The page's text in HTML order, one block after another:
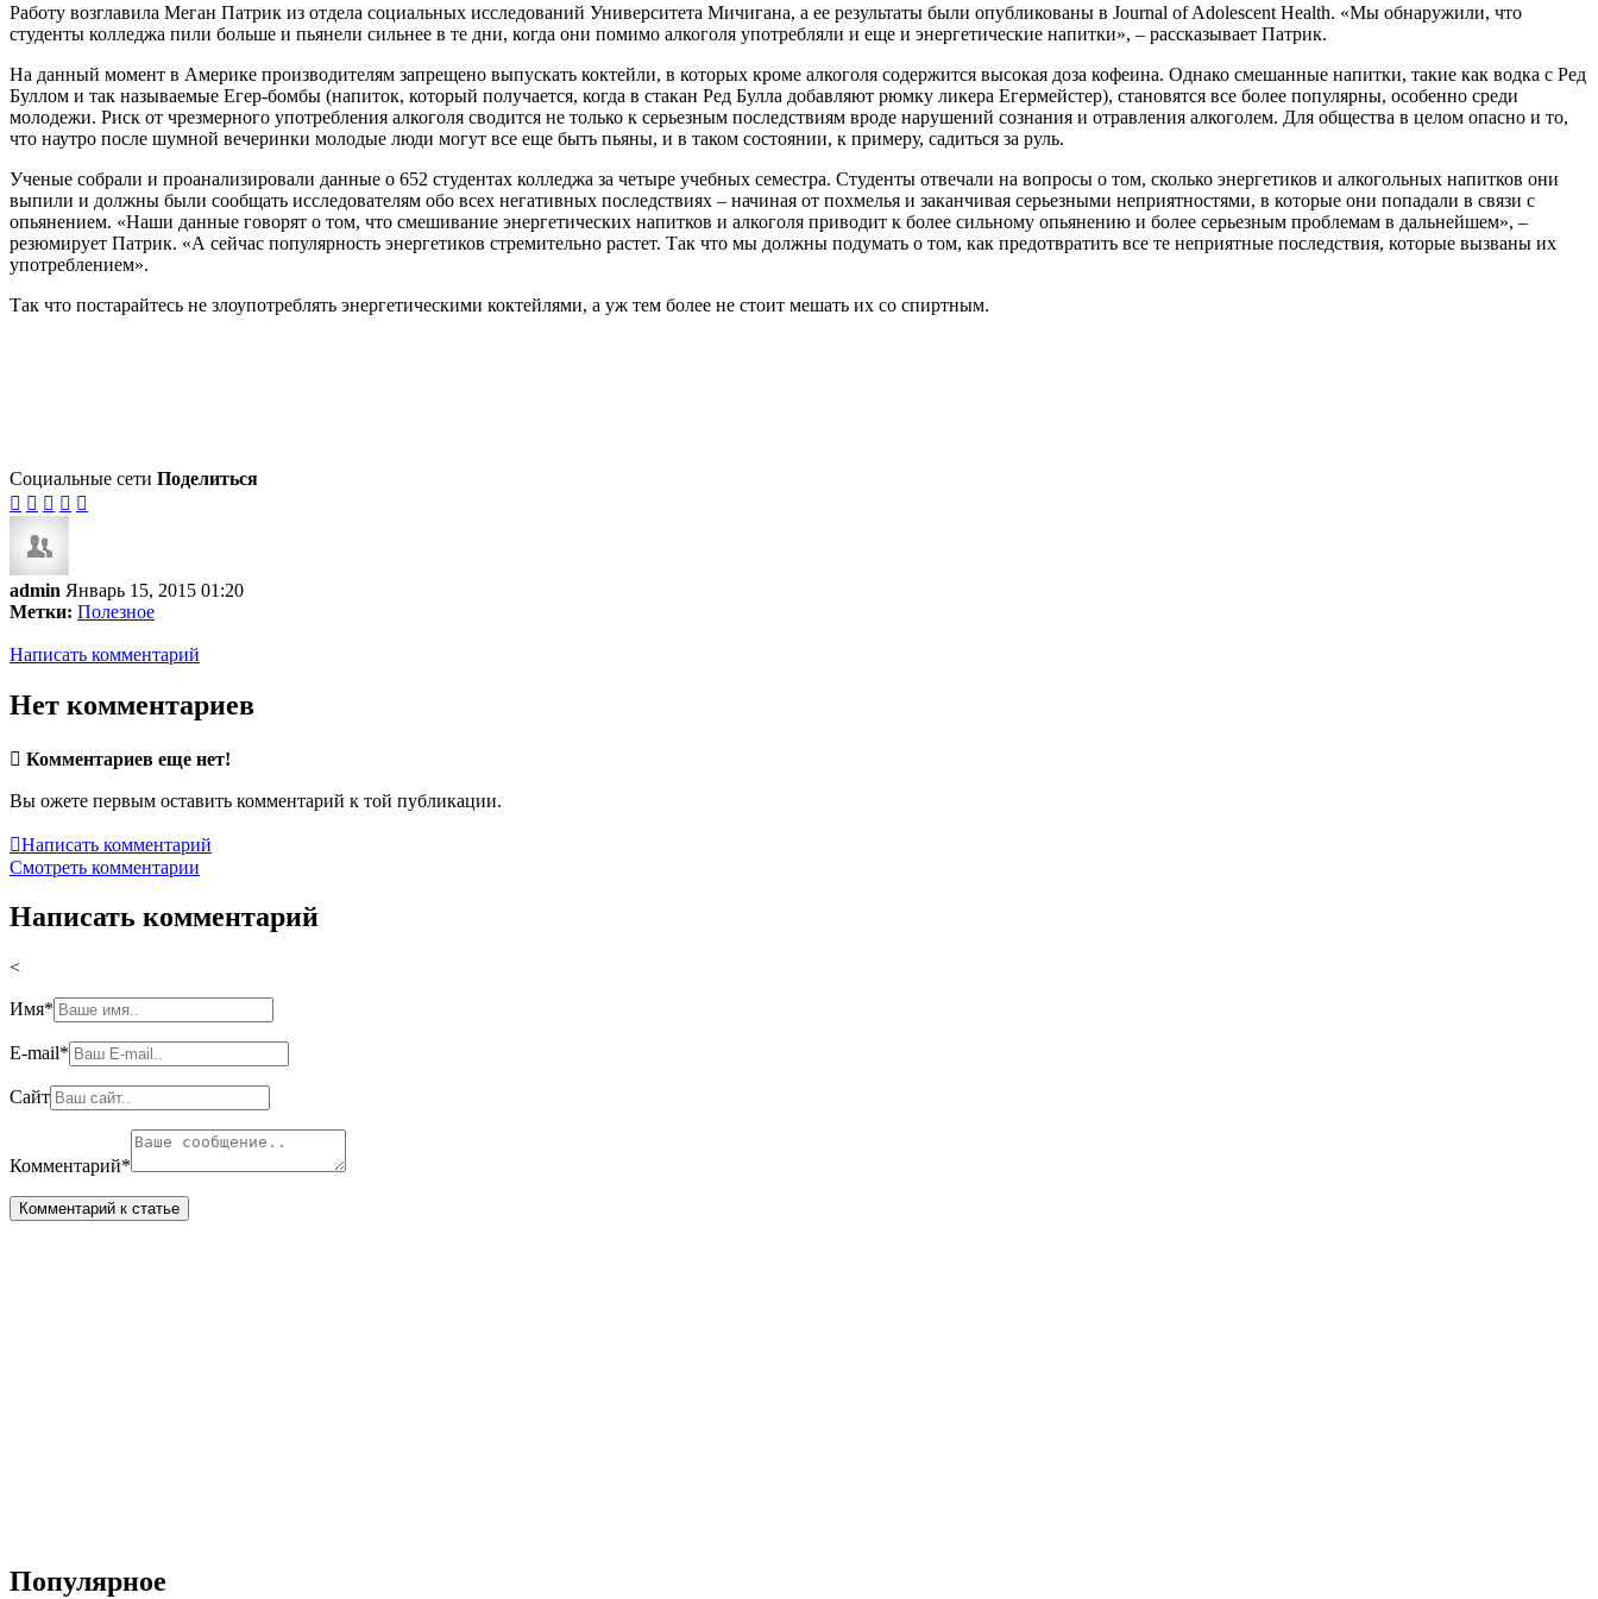
Работу возглавила Меган Патрик из отдела социальных исследований Университета Мичигана, а ее результаты были опубликованы в Journal of Adolescent Health. «Мы обнаружили, что
студенты колледжа пили больше и пьянели сильнее в те дни, когда они помимо алкоголя употребляли и еще и энергетические напитки», – рассказывает Патрик.
На данный момент в Америке производителям запрещено выпускать коктейли, в которых кроме алкоголя содержится высокая доза кофеина. Однако смешанные напитки, такие как водка с Ред
Буллом и так называемые Егер-бомбы (напиток, который получается, когда в стакан Ред Булла добавляют рюмку ликера Егермейстер), становятся все более популярны, особенно среди
молодежи. Риск от чрезмерного употребления алкоголя сводится не только к серьезным последствиям вроде нарушений сознания и отравления алкоголем. Для общества в целом опасно и то,
что наутро после шумной вечеринки молодые люди могут все еще быть пьяны, и в таком состоянии, к примеру, садиться за руль.
Ученые собрали и проанализировали данные о 652 студентах колледжа за четыре учебных семестра. Студенты отвечали на вопросы о том, сколько энергетиков и алкогольных напитков они
выпили и должны были сообщать исследователям обо всех негативных последствиях – начиная от похмелья и заканчивая серьезными неприятностями, в которые они попадали в связи с
опьянением. «Наши данные говорят о том, что смешивание энергетических напитков и алкоголя приводит к более сильному опьянению и более серьезным проблемам в дальнейшем», –
резюмирует Патрик. «А сейчас популярность энергетиков стремительно растет. Так что мы должны подумать о том, как предотвратить все те неприятные последствия, которые вызваны их
употреблением».
Так что постарайтесь не злоупотреблять энергетическими коктейлями, а уж тем более не стоит мешать их со спиртным.
Социальные сети Поделиться
    
admin Январь 15, 2015 01:20
Метки: Полезное
Написать комментарий
Нет комментариев
 Комментариев еще нет!
Вы ожете первым оставить комментарий к той публикации.
Написать комментарий
Смотреть комментарии
Написать комментарий
<
Имя*
E-mail*
Сайт
Комментарий*
Популярное